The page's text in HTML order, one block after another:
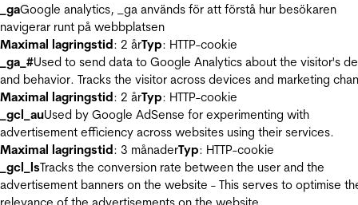
_gaGoogle analytics, _ga används för att förstå hur besökaren
navigerar runt på webbplatsen
Maximal lagringstid: 2 årTyp: HTTP-cookie
_ga_#Used to send data to Google Analytics about the visitor's
and behavior. Tracks the visitor across devices and marketing
Maximal lagringstid: 2 årTyp: HTTP-cookie
_gcl_auUsed by Google AdSense for experimenting with
advertisement efficiency across websites using their services.
Maximal lagringstid: 3 månaderTyp: HTTP-cookie
_gcl_lsTracks the conversion rate between the user and the
advertisement banners on the website - This serves to optimise